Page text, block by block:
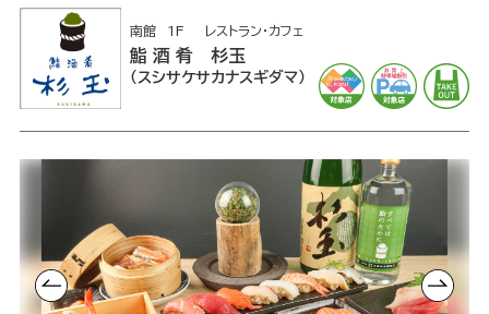
南館 1F レストラン・カフェ
鮨 酒 肴 杉玉
スシサケサカナスギダマ